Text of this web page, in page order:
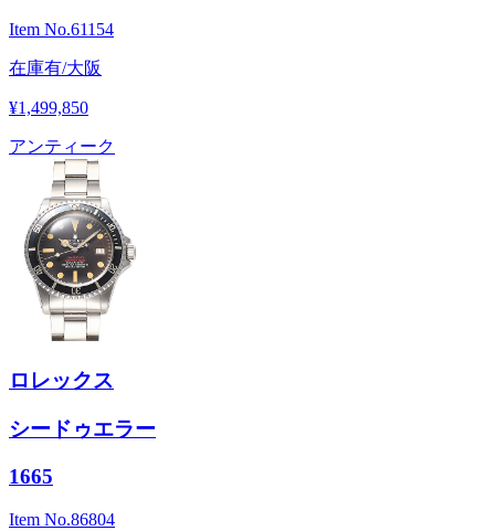
Item No.61154
在庫有/大阪
¥1,499,850
アンティーク
ロレックス
シードゥエラー
1665
Item No.86804